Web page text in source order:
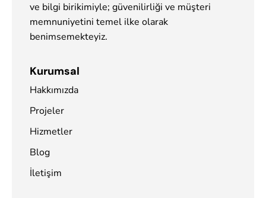
ve bilgi birikimiyle; güvenilirliği ve müşteri
memnuniyetini temel ilke olarak
benimsemekteyiz.
Kurumsal
Hakkımızda
Projeler
Hizmetler
Blog
İletişim